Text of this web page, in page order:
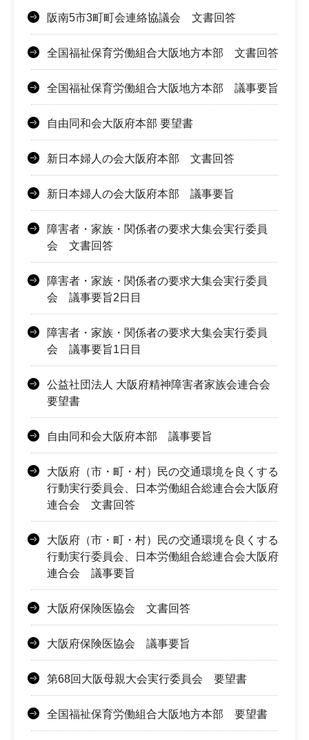
阪南5市3町町会連絡協議会 文書回答
全国福祉保育労働組合大阪地方本部 文書回答
全国福祉保育労働組合大阪地方本部 議事要旨
自由同和会大阪府本部 要望書
新日本婦人の会大阪府本部 文書回答
新日本婦人の会大阪府本部 議事要旨
障害者・家族・関係者の要求大集会実行委員
会 文書回答
障害者・家族・関係者の要求大集会実行委員
会 議事要旨2日目
障害者・家族・関係者の要求大集会実行委員
会 議事要旨1日目
公益社団法人 大阪府精神障害者家族会連合会
要望書
自由同和会大阪府本部 議事要旨
大阪府（市・町・村）民の交通環境を良くする
行動実行委員会、日本労働組合総連合会大阪府
連合会 文書回答
大阪府（市・町・村）民の交通環境を良くする
行動実行委員会、日本労働組合総連合会大阪府
連合会 議事要旨
大阪府保険医協会 文書回答
大阪府保険医協会 議事要旨
第68回大阪母親大会実行委員会 要望書
全国福祉保育労働組合大阪地方本部 要望書